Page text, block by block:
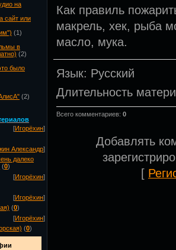
на
сайт или
(1)
в
(2)
было
(2)
[Игорёхин]
Александр]
далеко
(0)
[Игорёхин]
[Игорёхин]
(0)
[Игорёхин]
(0)
Как правиль
макрель, хек, рыба
масло, мука.
Язык: Русский
Длительность
Всего комментариев: 0
Добавлять
[